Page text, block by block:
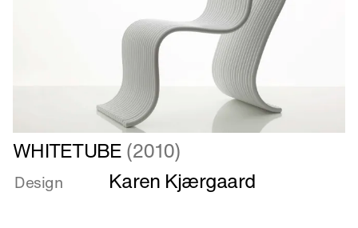
Læs
mere
om
WHITETUBE(2010)
Design Karen Kjærgaard